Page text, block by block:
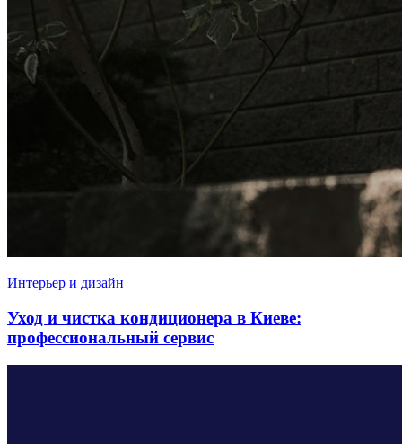
Интерьер и дизайн
Уход и чистка кондиционера в Киеве:
профессиональный сервис